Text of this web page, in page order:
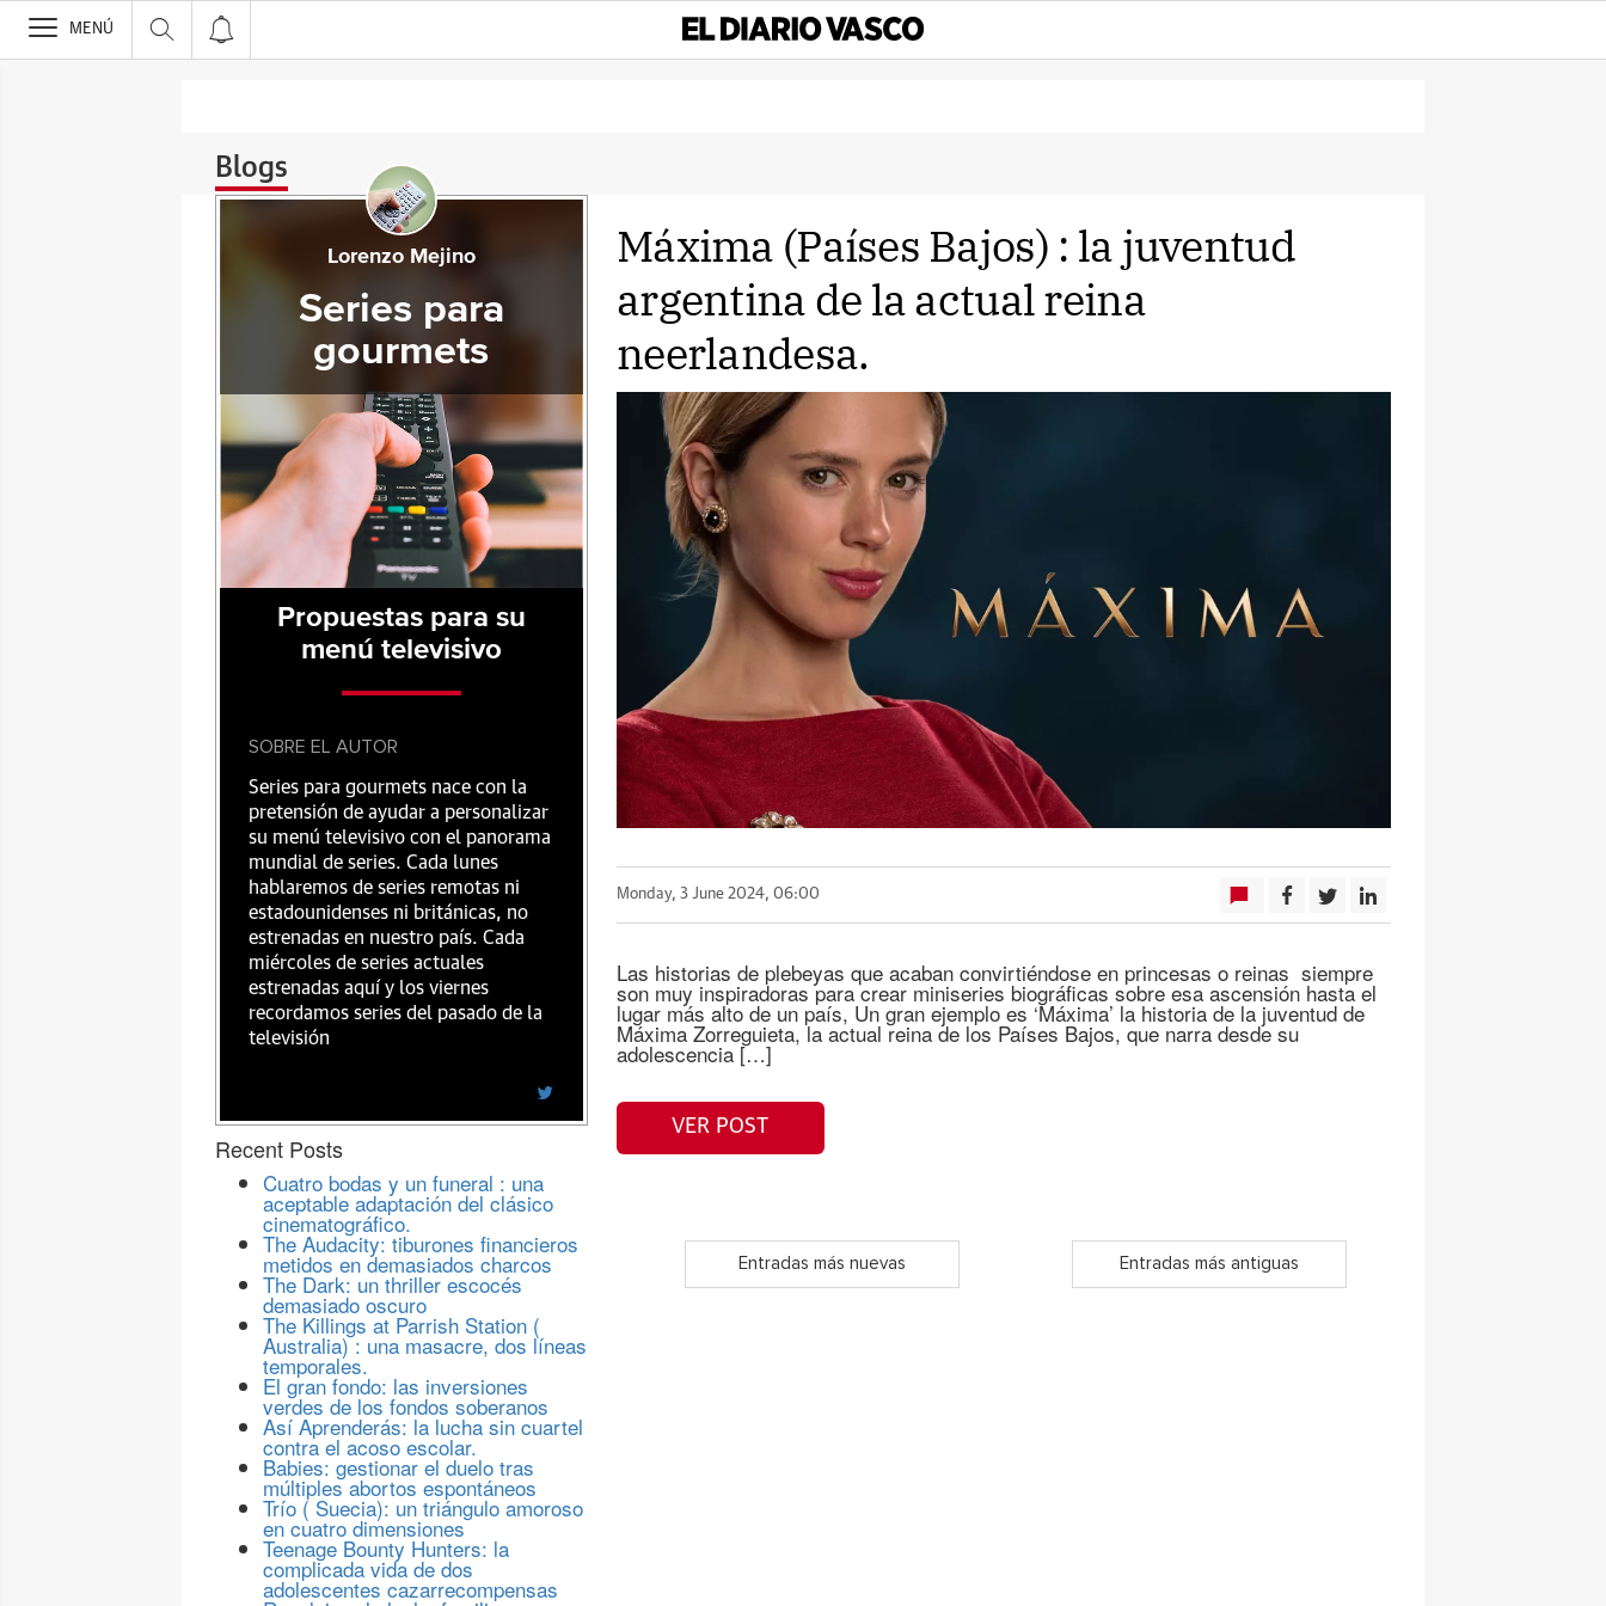
>
MENÚ
Blogs
Máxima (Países Bajos) : la juventud
argentina de la actual reina
neerlandesa.
Monday, 3 June 2024, 06:00
Las historias de plebeyas que acaban convirtiéndose en princesas o reinas siempre
son muy inspiradoras para crear miniseries biográficas sobre esa ascensión hasta el
lugar más alto de un país, Un gran ejemplo es ‘Máxima’ la historia de la juventud de
Máxima Zorreguieta, la actual reina de los Países Bajos, que narra desde su
adolescencia […]
VER POST
Entradas más nuevas Entradas más antiguas
Lorenzo Mejino
Series para
gourmets
Propuestas para su
menú televisivo
SOBRE EL AUTOR
Series para gourmets nace con la
pretensión de ayudar a personalizar
su menú televisivo con el panorama
mundial de series. Cada lunes
hablaremos de series remotas ni
estadounidenses ni británicas, no
estrenadas en nuestro país. Cada
miércoles de series actuales
estrenadas aquí y los viernes
recordamos series del pasado de la
televisión
Recent Posts
Cuatro bodas y un funeral : una
aceptable adaptación del clásico
cinematográfico.
The Audacity: tiburones financieros
metidos en demasiados charcos
The Dark: un thriller escocés
demasiado oscuro
The Killings at Parrish Station (
Australia) : una masacre, dos líneas
temporales.
El gran fondo: las inversiones
verdes de los fondos soberanos
Así Aprenderás: la lucha sin cuartel
contra el acoso escolar.
Babies: gestionar el duelo tras
múltiples abortos espontáneos
Trío ( Suecia): un triángulo amoroso
en cuatro dimensiones
Teenage Bounty Hunters: la
complicada vida de dos
adolescentes cazarrecompensas